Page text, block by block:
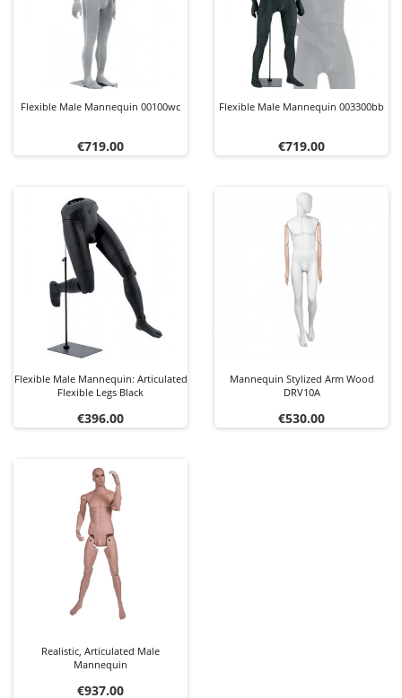
Flexible Male Mannequin 00100wc
Price
€719.00
Flexible Male Mannequin 003300bb
Price
€719.00
Flexible Male Mannequin: Articulated
Flexible Legs Black
Price
€396.00
Mannequin Stylized Arm Wood
DRV10A
Price
€530.00
Realistic, Articulated Male
Mannequin
Price
€937.00